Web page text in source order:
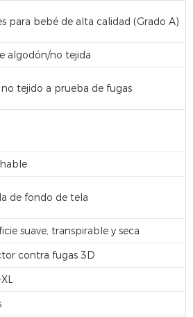
para bebé de alta calidad (Grado A)
algodón/no tejida
no tejido a prueba de fugas
de fondo de tela
suave, transpirable y seca
contra fugas 3D